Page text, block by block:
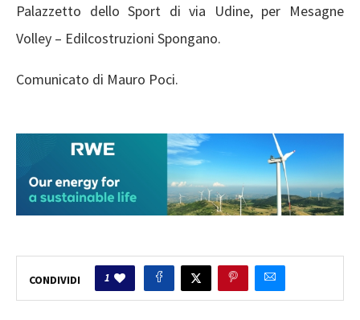
Palazzetto dello Sport di via Udine, per Mesagne
Volley – Edilcostruzioni Spongano.
Comunicato di Mauro Poci.
CONDIVIDI 1